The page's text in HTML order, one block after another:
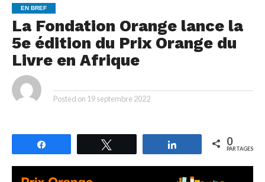
EN BREF
La Fondation Orange lance la
5e édition du Prix Orange du
Livre en Afrique
Posted on 19 septembre 2022
Partagez 0
PARTAGES